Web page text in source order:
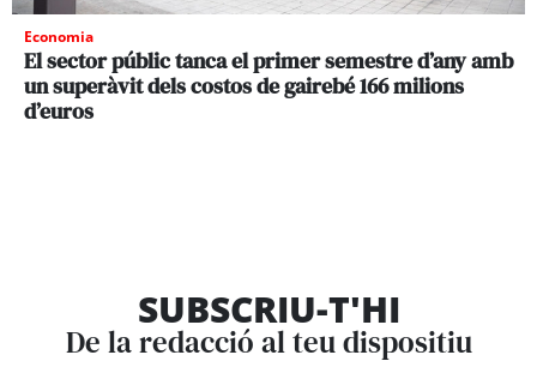
Economia
El sector públic tanca el primer semestre d’any amb
un superàvit dels costos de gairebé 166 milions
d’euros
SUBSCRIU-T'HI
De la redacció al teu dispositiu